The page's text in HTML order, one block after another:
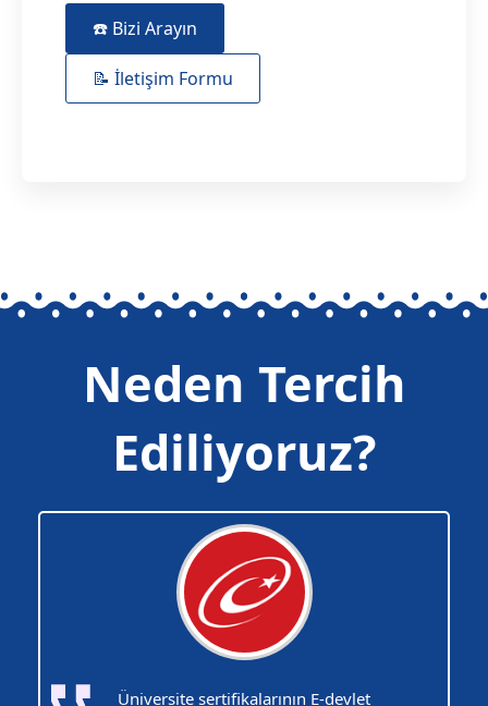
☎️ Bizi Arayın
📝 İletişim Formu
Neden Tercih
Ediliyoruz?
Üniversite sertifikalarının E-devlet